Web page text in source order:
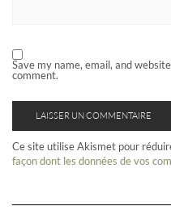
Save my name, email, and
comment.
Ce site utilise Akismet pour
façon dont les données de vos